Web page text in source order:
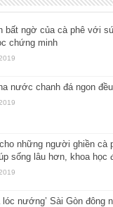
bất ngờ của cà phê với
chứng minh
nước chanh đá ngon
những người ghiền cà
sống lâu hơn, khoa học
lóc nướng’ Sài Gòn đông